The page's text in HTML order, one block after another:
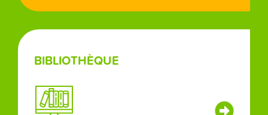
BIBLIOTHÈQUE